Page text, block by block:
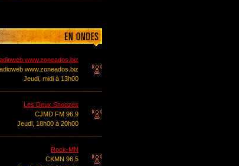
www.zoneados.biz
www.zoneados.biz
Jeudi, midi à 13h00
Les Deux Snoozes
CJMD FM 96,9
Jeudi, 18h00 à 20h00
Rock-MN
CKMN 96,5